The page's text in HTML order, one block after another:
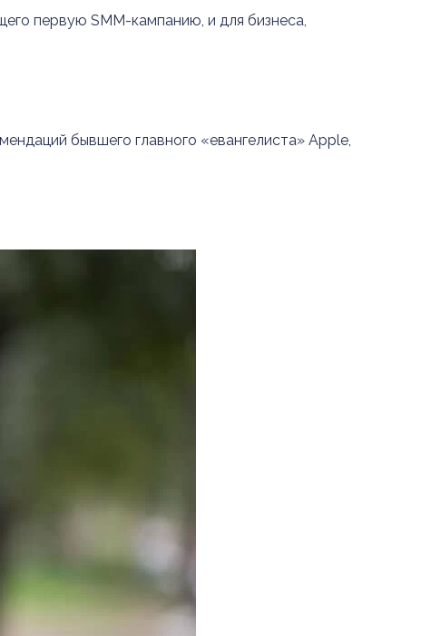
первую SMM-кампанию, и для бизнеса,
бывшего главного «евангелиста» Apple,